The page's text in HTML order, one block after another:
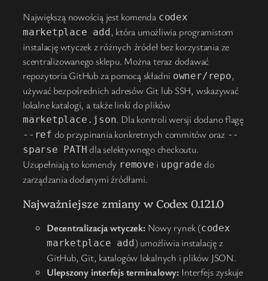
Największą nowością jest komenda codex
marketplace add, która umożliwia programistom
instalację wtyczek z różnych źródeł bez korzystania ze
scentralizowanego sklepu. Można teraz dodawać
repozytoria GitHub za pomocą składni owner/repo,
używać bezpośrednich adresów Git lub SSH, wskazywać
lokalne katalogi, a także linki do plików
marketplace.json. Dla kontroli wersji dodano flagę
--ref do przypinania konkretnych commitów oraz --
sparse PATH dla selektywnego checkoutu.
Uzupełniają to komendy remove i upgrade do
zarządzania dodanymi źródłami.
Najważniejsze zmiany w Codex 0.121.0
Decentralizacja wtyczek:Nowy rynek (codex
marketplace add) umożliwia instalację z
GitHub, Git, katalogów lokalnych i plików JSON.
Ulepszony interfejs terminalowy:Interfejs zyskuje